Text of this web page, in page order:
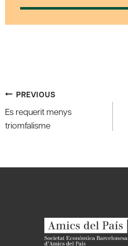
Post
navigation
PREVIOUS
Es requerit menys
triomfalisme